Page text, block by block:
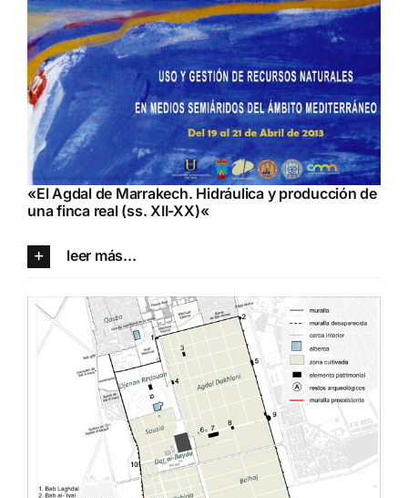
«El Agdal de Marrakech. Hidráulica y producción de
una finca real (ss. XII-XX)«
leer más...